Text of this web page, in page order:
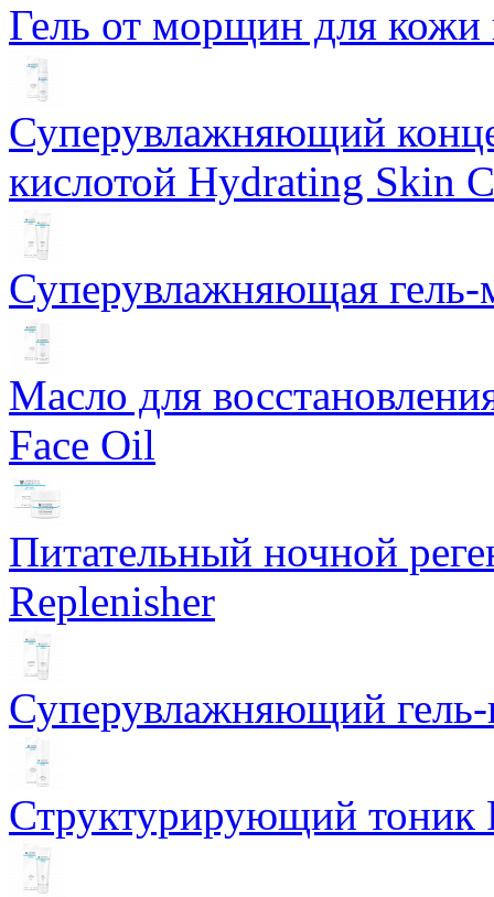
Гель от морщин для кожи
Суперувлажняющий
кислотой Hydrating Skin
Суперувлажняющая
Масло для
Face Oil
Питательный ночной
Replenisher
Суперувлажняющий
Структурирующий тоник